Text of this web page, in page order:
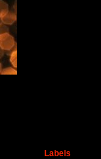
Labels